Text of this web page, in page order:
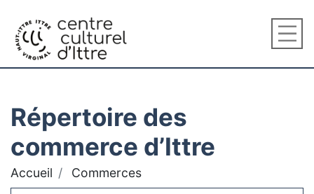
Répertoire des
commerce d’Ittre
Accueil Commerces